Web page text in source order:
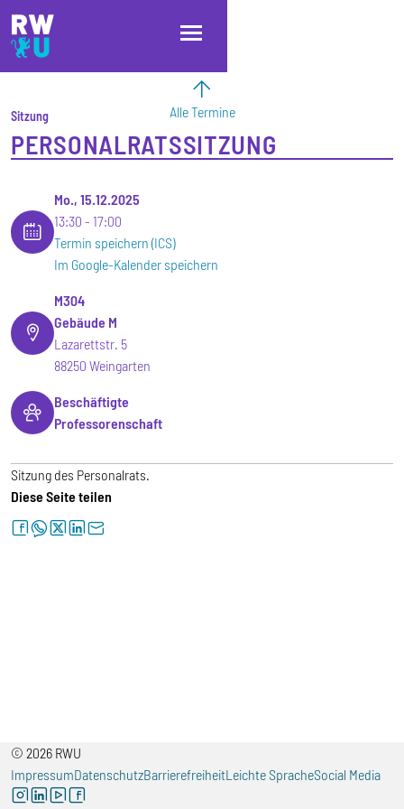
Direkt zum Inhalt
Direkt zur Hauptnavigation
Direkt zum Fußbereich
Alle Termine
Sitzung
PERSONALRATSSITZUNG
Mo., 15.12.2025
13:30
17:00
Termin speichern (ICS)
Im Google-Kalender speichern
M304
Gebäude M
Lazarettstr. 5
88250 Weingarten
Beschäftigte
Professorenschaft
Sitzung des Personalrats.
Diese Seite teilen
facebookwhatsapptwitterlinkedinletter
© 2026 RWU
ImpressumDatenschutzBarrierefreiheitLeichte SpracheSocial Media
instagramlinkedinyoutubefacebook